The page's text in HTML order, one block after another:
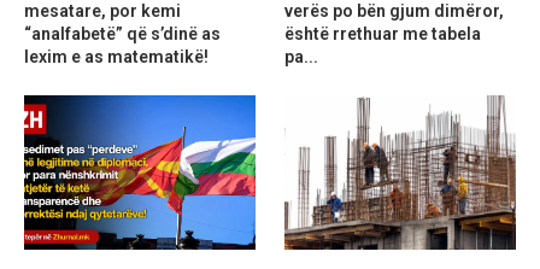
mesatare, por kemi
“analfabetë” që s’dinë as
lexim e as matematikë!
verës po bën gjum dimëror,
është rrethuar me tabela
pa...